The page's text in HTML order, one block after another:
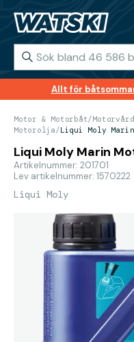
Allt för
Motor & Motorbåt/
Motorolja/Liqui Moly
Liqui Moly Marin
Artikelnummer: 201701
Lev artikelnummer: 1570222
Liqui Moly